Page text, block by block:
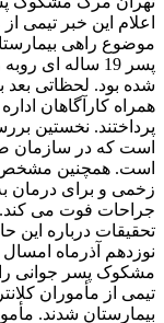
موضوع راهی
پسر 19 ساله
شده بود. لحظاتی بعد
همراه کارآگاهان
پرداختند. نخستین
است که در سازمان
است. همچنین مشخص
زخمی و برای درمان
جراحات فوت می
نوزدهم آذرماه امسال
مشکوک پسر جوانی را